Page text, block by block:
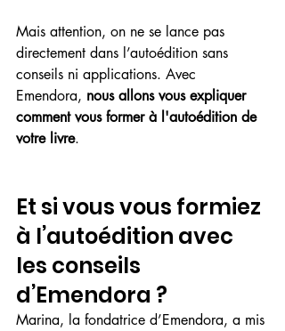
Mais attention, on ne se lance pas
directement dans l’autoédition sans
conseils ni applications. Avec
Emendora, nous allons vous expliquer
comment vous former à l'autoédition de
votre livre.
Et si vous vous formiez
à l’autoédition avec
les conseils
d’Emendora ?
Marina, la fondatrice d’Emendora, a mis